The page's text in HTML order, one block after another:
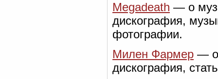
Megadeath — о
дискография,
фотографии.
Милен Фармер — о
дискография,